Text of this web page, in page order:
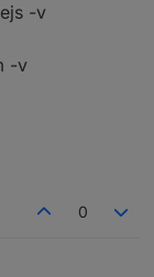
-v
-v
0